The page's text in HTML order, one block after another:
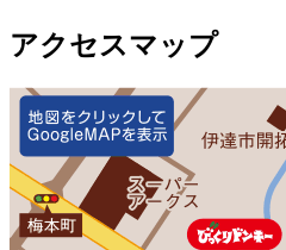
アクセスマップ